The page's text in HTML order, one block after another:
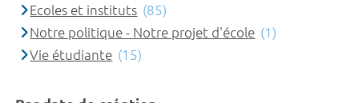
Ecoles et instituts (85)
Notre politique - Notre projet d'école (1)
Vie étudiante (15)